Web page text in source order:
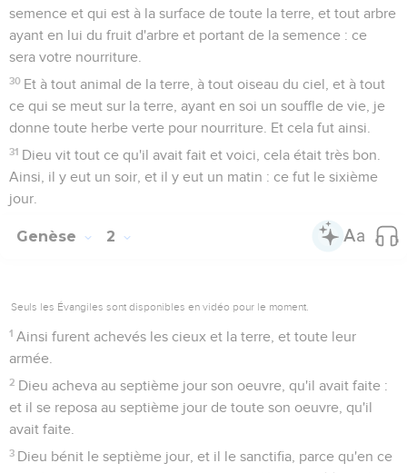
semence et qui est à la surface de toute la terre, et tout arbre
ayant en lui du fruit d'arbre et portant de la semence : ce
sera votre nourriture.
30 Et à tout animal de la terre, à tout oiseau du ciel, et à tout
ce qui se meut sur la terre, ayant en soi un souffle de vie, je
donne toute herbe verte pour nourriture. Et cela fut ainsi.
31 Dieu vit tout ce qu'il avait fait et voici, cela était très bon.
Ainsi, il y eut un soir, et il y eut un matin : ce fut le sixième
jour.
Genèse 2
Seuls les Évangiles sont disponibles en vidéo pour le moment.
1 Ainsi furent achevés les cieux et la terre, et toute leur
armée.
2 Dieu acheva au septième jour son oeuvre, qu'il avait faite :
et il se reposa au septième jour de toute son oeuvre, qu'il
avait faite.
3 Dieu bénit le septième jour, et il le sanctifia, parce qu'en ce